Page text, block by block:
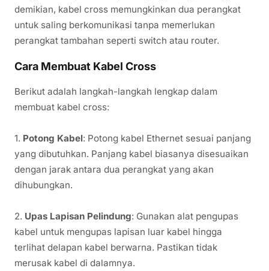
demikian, kabel cross memungkinkan dua perangkat
untuk saling berkomunikasi tanpa memerlukan
perangkat tambahan seperti switch atau router.
Cara Membuat Kabel Cross
Berikut adalah langkah-langkah lengkap dalam
membuat kabel cross:
1. Potong Kabel: Potong kabel Ethernet sesuai panjang
yang dibutuhkan. Panjang kabel biasanya disesuaikan
dengan jarak antara dua perangkat yang akan
dihubungkan.
2. Upas Lapisan Pelindung: Gunakan alat pengupas
kabel untuk mengupas lapisan luar kabel hingga
terlihat delapan kabel berwarna. Pastikan tidak
merusak kabel di dalamnya.